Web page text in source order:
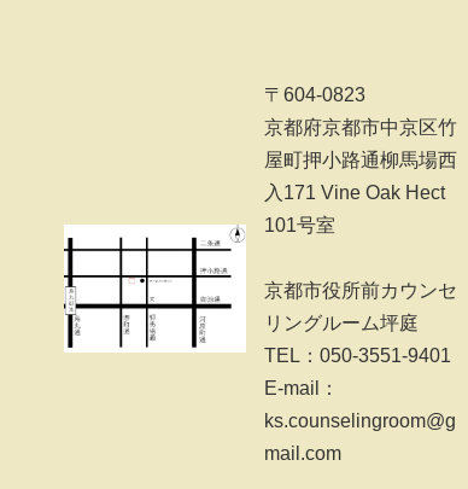
〒604-0823
京都府京都市中京区竹
屋町押小路通柳馬場西
入171 Vine Oak Hect
101号室
京都市役所前カウンセ
リングルーム坪庭
TEL：050-3551-9401
E-mail：
ks.counselingroom@g
mail.com